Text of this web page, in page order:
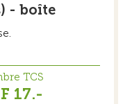
- boîte
TCS
17.-